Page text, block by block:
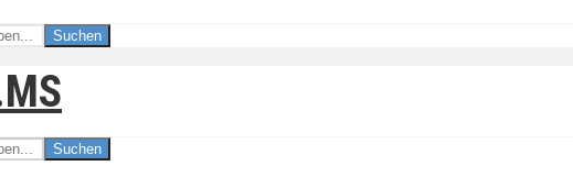
Suchen
Suchen